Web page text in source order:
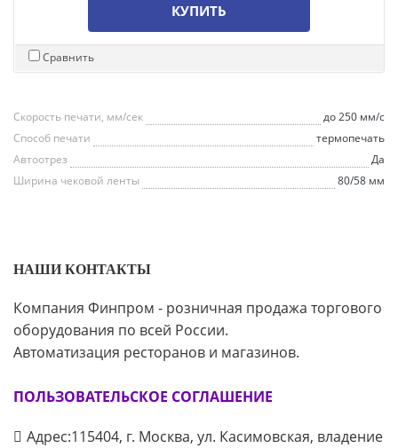
КУПИТЬ
Сравнить
Скорость печати, мм/сек
до 250 мм/с
Способ печати
термопечать
Автоотрез
Да
Ширина чековой ленты
80/58 мм
НАШИ КОНТАКТЫ
Компания Финпром - розничная продажа торгового
оборудования по всей России.
Автоматизация ресторанов и магазинов.
ПОЛЬЗОВАТЕЛЬСКОЕ СОГЛАШЕНИЕ
Адрес:115404, г. Москва, ул. Касимовская, владение